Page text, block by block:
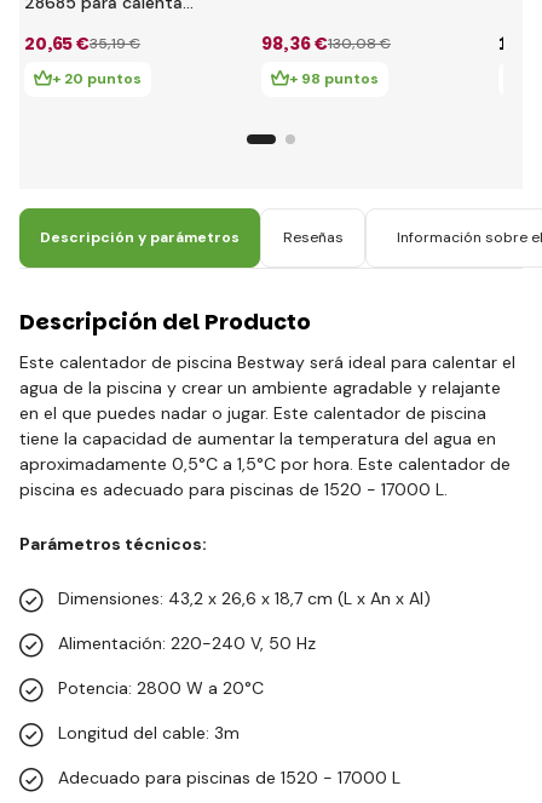
20,65 €35,19 €
+ 20 puntos
98,36 €130,08 €
+ 98 puntos
143
Descripción y parámetros Reseñas Información sobre
Descripción del Producto
Este calentador de piscina Bestway será ideal para calentar el
agua de la piscina y crear un ambiente agradable y relajante
en el que puedes nadar o jugar. Este calentador de piscina
tiene la capacidad de aumentar la temperatura del agua en
aproximadamente 0,5°C a 1,5°C por hora. Este calentador de
piscina es adecuado para piscinas de 1520 - 17000 L.
Parámetros técnicos:
Dimensiones: 43,2 x 26,6 x 18,7 cm (L x An x Al)
Alimentación: 220-240 V, 50 Hz
Potencia: 2800 W a 20°C
Longitud del cable: 3m
Adecuado para piscinas de 1520 - 17000 L